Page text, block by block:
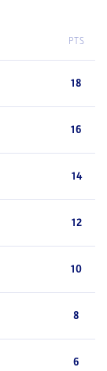
PTS
18
16
14
12
10
8
6